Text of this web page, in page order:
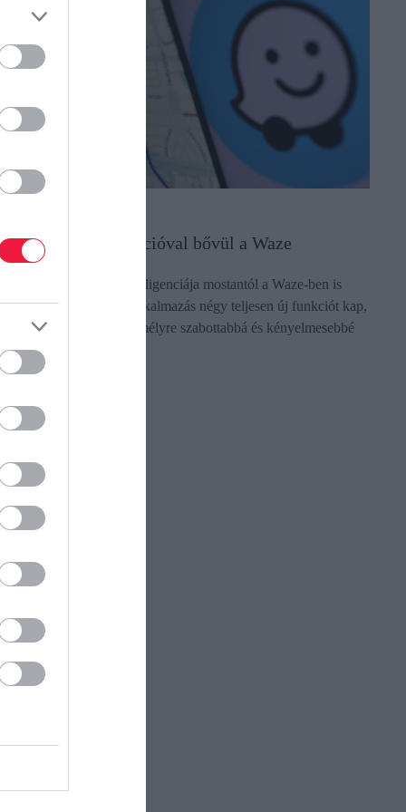
vadonatúj funkcióval bővül a Waze
Google mesterséges intelligenciája mostantól a Waze-ben is
a navigációs alkalmazás négy teljesen új funkciót kap,
egyszerűbbé, személyre szabottabbá és kényelmesebbé
az…